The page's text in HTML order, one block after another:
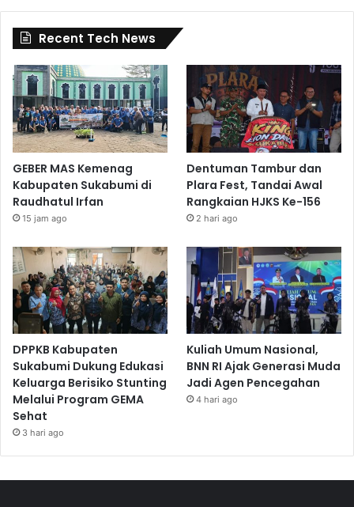
Recent Tech News
GEBER MAS Kemenag
Kabupaten Sukabumi di
Raudhatul Irfan
15 jam ago
Dentuman Tambur dan
Plara Fest, Tandai Awal
Rangkaian HJKS Ke-156
2 hari ago
DPPKB Kabupaten
Sukabumi Dukung Edukasi
Keluarga Berisiko Stunting
Melalui Program GEMA
Sehat
3 hari ago
Kuliah Umum Nasional,
BNN RI Ajak Generasi Muda
Jadi Agen Pencegahan
4 hari ago